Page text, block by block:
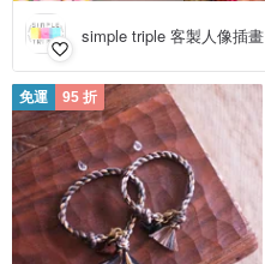
simple triple 客製人像插畫
免運 95 折